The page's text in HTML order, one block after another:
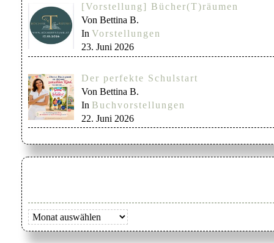
[Vorstellung] Bücher(T)räumen
Von Bettina B.
In Vorstellungen
23. Juni 2026
Der perfekte Schulstart
Von Bettina B.
In Buchvorstellungen
22. Juni 2026
Archiv